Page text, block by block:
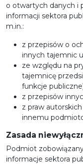
o otwartych danych i
informacji sektora
m.in.:
z przepisów o
innych tajemnic
ze względu na
tajemnicę
funkcje
z przepisów
z praw
innemu
Zasada
Podmiot
informacje sektora